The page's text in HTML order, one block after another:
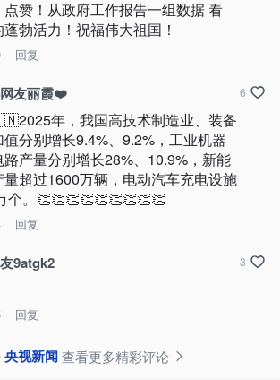
赞！从政府工作报告一组数据 看
勃活力！祝福伟大祖国！
回复
友丽霞❤️
年，我国高技术制造业、装备
分别增长9.4%、9.2%，工业机器
路产量分别增长28%、10.9%，新能
超过1600万辆，电动汽车充电设施
个。👏👏👏👏👏👏👏👏👏
回复
6
9atgk2
回复
3
央视新闻查看更多精彩评论